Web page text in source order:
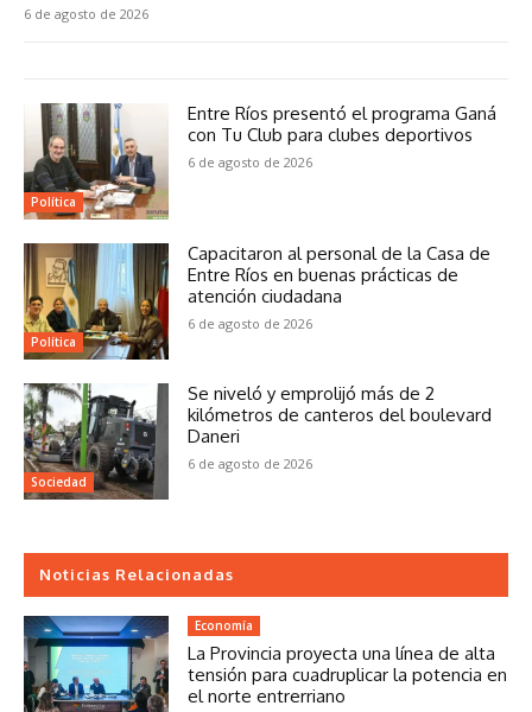
6 de agosto de 2026
Política
Entre Ríos presentó el programa Ganá
con Tu Club para clubes deportivos
6 de agosto de 2026
Política
Capacitaron al personal de la Casa de
Entre Ríos en buenas prácticas de
atención ciudadana
6 de agosto de 2026
Sociedad
Se niveló y emprolijó más de 2
kilómetros de canteros del boulevard
Daneri
6 de agosto de 2026
Noticias Relacionadas
Economía
La Provincia proyecta una línea de alta
tensión para cuadruplicar la potencia en
el norte entrerriano